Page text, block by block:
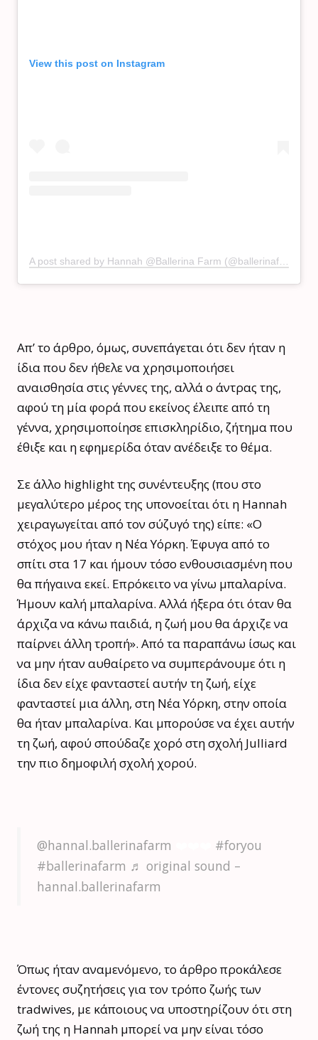
View this post on Instagram
Απ’ το άρθρο, όμως, συνεπάγεται ότι δεν ήταν η
ίδια που δεν ήθελε να χρησιμοποιήσει
αναισθησία στις γέννες της, αλλά ο άντρας της,
αφού τη μία φορά που εκείνος έλειπε από τη
γέννα, χρησιμοποίησε επισκληρίδιο, ζήτημα που
έθιξε και η εφημερίδα όταν ανέδειξε το θέμα.
Σε άλλο highlight της συνέντευξης (που στο
μεγαλύτερο μέρος της υπονοείται ότι η Hannah
χειραγωγείται από τον σύζυγό της) είπε: «Ο
στόχος μου ήταν η Νέα Υόρκη. Έφυγα από το
σπίτι στα 17 και ήμουν τόσο ενθουσιασμένη που
θα πήγαινα εκεί. Επρόκειτο να γίνω μπαλαρίνα.
Ήμουν καλή μπαλαρίνα. Αλλά ήξερα ότι όταν θα
άρχιζα να κάνω παιδιά, η ζωή μου θα άρχιζε να
παίρνει άλλη τροπή». Από τα παραπάνω ίσως και
να μην ήταν αυθαίρετο να συμπεράνουμε ότι η
ίδια δεν είχε φανταστεί αυτήν τη ζωή, είχε
φανταστεί μια άλλη, στη Νέα Υόρκη, στην οποία
θα ήταν μπαλαρίνα. Και μπορούσε να έχει αυτήν
τη ζωή, αφού σπούδαζε χορό στη σχολή Julliard
την πιο δημοφιλή σχολή χορού.
@hannal.ballerinafarm
#foryou
#ballerinafarm ♬ original sound –
hannal.ballerinafarm
Όπως ήταν αναμενόμενο, το άρθρο προκάλεσε
έντονες συζητήσεις για τον τρόπο ζωής των
tradwives, με κάποιους να υποστηρίζουν ότι στη
ζωή της η Hannah μπορεί να μην είναι τόσο